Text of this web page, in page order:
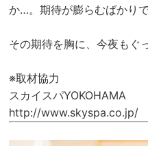
か…。期待が膨らむばかりで
その期待を胸に、今夜もぐ
※取材協力
スカイスパYOKOHAMA
http://www.skyspa.co.jp/